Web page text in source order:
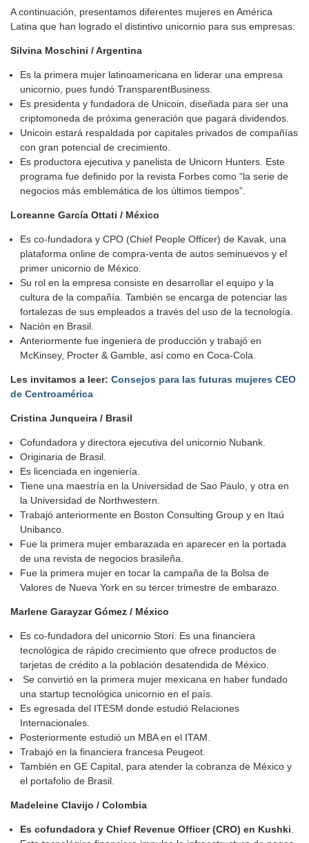
A continuación, presentamos diferentes mujeres en América
Latina que han logrado el distintivo unicornio para sus empresas:
Silvina Moschini / Argentina
Es la primera mujer latinoamericana en liderar una empresa
unicornio, pues fundó TransparentBusiness.
Es presidenta y fundadora de Unicoin, diseñada para ser una
criptomoneda de próxima generación que pagará dividendos.
Unicoin estará respaldada por capitales privados de compañías
con gran potencial de crecimiento.
Es productora ejecutiva y panelista de Unicorn Hunters. Este
programa fue definido por la revista Forbes como “la serie de
negocios más emblemática de los últimos tiempos”.
Loreanne García Ottati / México
Es co-fundadora y CPO (Chief People Officer) de Kavak, una
plataforma online de compra-venta de autos seminuevos y el
primer unicornio de México.
Su rol en la empresa consiste en desarrollar el equipo y la
cultura de la compañía. También se encarga de potenciar las
fortalezas de sus empleados a través del uso de la tecnología.
Nación en Brasil.
Anteriormente fue ingeniera de producción y trabajó en
McKinsey, Procter & Gamble, así como en Coca-Cola.
Les invitamos a leer: Consejos para las futuras mujeres CEO
de Centroamérica
Cristina Junqueira / Brasil
Cofundadora y directora ejecutiva del unicornio Nubank.
Originaria de Brasil.
Es licenciada en ingeniería.
Tiene una maestría en la Universidad de Sao Paulo, y otra en
la Universidad de Northwestern.
Trabajó anteriormente en Boston Consulting Group y en Itaú
Unibanco.
Fue la primera mujer embarazada en aparecer en la portada
de una revista de negocios brasileña.
Fue la primera mujer en tocar la campaña de la Bolsa de
Valores de Nueva York en su tercer trimestre de embarazo.
Marlene Garayzar Gómez / México
Es co-fundadora del unicornio Stori. Es una financiera
tecnológica de rápido crecimiento que ofrece productos de
tarjetas de crédito a la población desatendida de México.
Se convirtió en la primera mujer mexicana en haber fundado
una startup tecnológica unicornio en el país.
Es egresada del ITESM donde estudió Relaciones
Internacionales.
Posteriormente estudió un MBA en el ITAM.
Trabajó en la financiera francesa Peugeot.
También en GE Capital, para atender la cobranza de México y
el portafolio de Brasil.
Madeleine Clavijo / Colombia
Es cofundadora y Chief Revenue Officer (CRO) en Kushki